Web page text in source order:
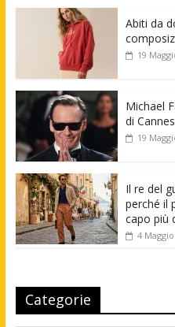
Abiti da
19
Michael
di
19
Il re del
perché il
capo più
4
Categorie